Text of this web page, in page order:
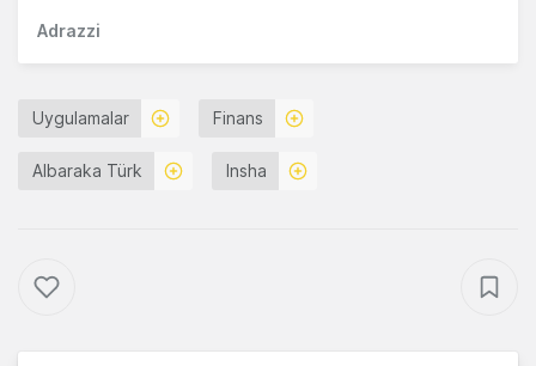
Adrazzi
Uygulamalar Finans
Albaraka Türk Insha